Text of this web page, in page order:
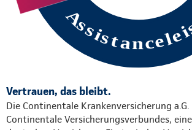
Vertrauen, das bleibt.
Die Continentale Krankenversicherung a.G.
Continentale Versicherungsverbundes,